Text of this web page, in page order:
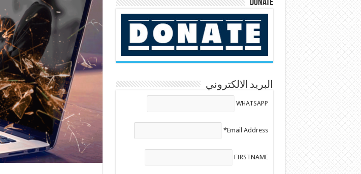
Donate
البريد الالكتروني
WHATSAPP
Email Address*
FIRSTNAME